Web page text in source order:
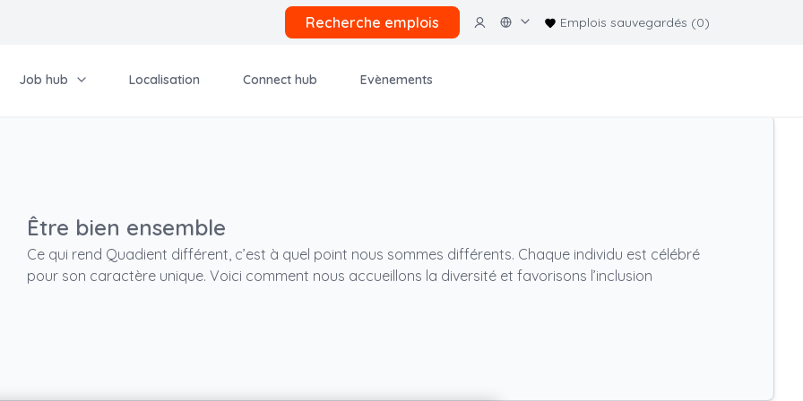
Recherche emplois Emplois sauvegardés (0)
Job hub Localisation Connect hub Evènements
Être bien ensemble
Ce qui rend Quadient différent, c’est à quel point nous sommes différents. Chaque individu est célébré
pour son caractère unique. Voici comment nous accueillons la diversité et favorisons l’inclusion